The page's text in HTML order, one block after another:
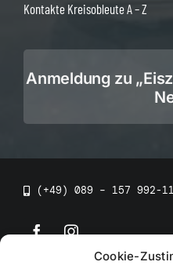
Cookie-
Kontakte Kreisobleute A – Z
Anmeldung zu
(+49) 089 – 157 992-11